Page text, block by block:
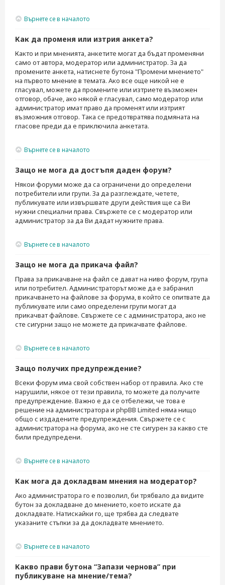
Върнете се в началото
Как да променя или изтрия анкета?
Както и при мненията, анкетите могат да бъдат променяни
само от автора, модератор или администратор. За да
промените анкета, натиснете бутона "Промени мнението"
на първото мнение в темата. Ако все още никой не е
гласувал, можете да промените или изтриете възможен
отговор, обаче, ако някой е гласувал, само модератор или
администратор имат право да променят или изтрият
възможния отговор. Така се предотвратява подмяната на
гласове преди да е приключила анкетата.
Върнете се в началото
Защо не мога да достъпя даден форум?
Някои форуми може да са ограничени до определени
потребители или групи. За да разглеждате, четете,
публикувате или извършвате други действия ще са Ви
нужни специални права. Свържете се с модератор или
администратор за да Ви дадат нужните права.
Върнете се в началото
Защо не мога да прикача файл?
Права за прикачване на файл се дават на ниво форум, група
или потребител. Администраторът може да е забранил
прикачването на файлове за форума, в който се опитвате да
публикувате или само определени групи могат да
прикачват файлове. Свържете се с администратора, ако не
сте сигурни защо не можете да прикачвате файлове.
Върнете се в началото
Защо получих предупреждение?
Всеки форум има свой собствен набор от правила. Ако сте
нарушили, някое от тези правила, то можете да получите
предупреждение. Важно е да се отбележи, че това е
решение на администратора и phpBB Limited няма нищо
общо с издадените предупреждения. Свържете се с
администратора на форума, ако не сте сигурен за какво сте
били предупредени.
Върнете се в началото
Как мога да докладвам мнения на модератор?
Ако администратора го е позволил, би трябвало да видите
бутон за докладване до мнението, което искате да
докладвате. Натискайки го, ще трябва да следвате
указаните стъпки за да докладвате мнението.
Върнете се в началото
Какво прави бутона “Запази чернова” при
публикуване на мнение/тема?